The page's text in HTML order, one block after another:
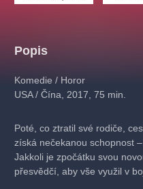
Popis
Komedie / Horor
USA / Čína, 2017, 75 min.
Poté, co ztratil své rodiče,
získá nečekanou schopnost
Jakkoli je zpočátku svou
přesvědčí, aby vše využil v